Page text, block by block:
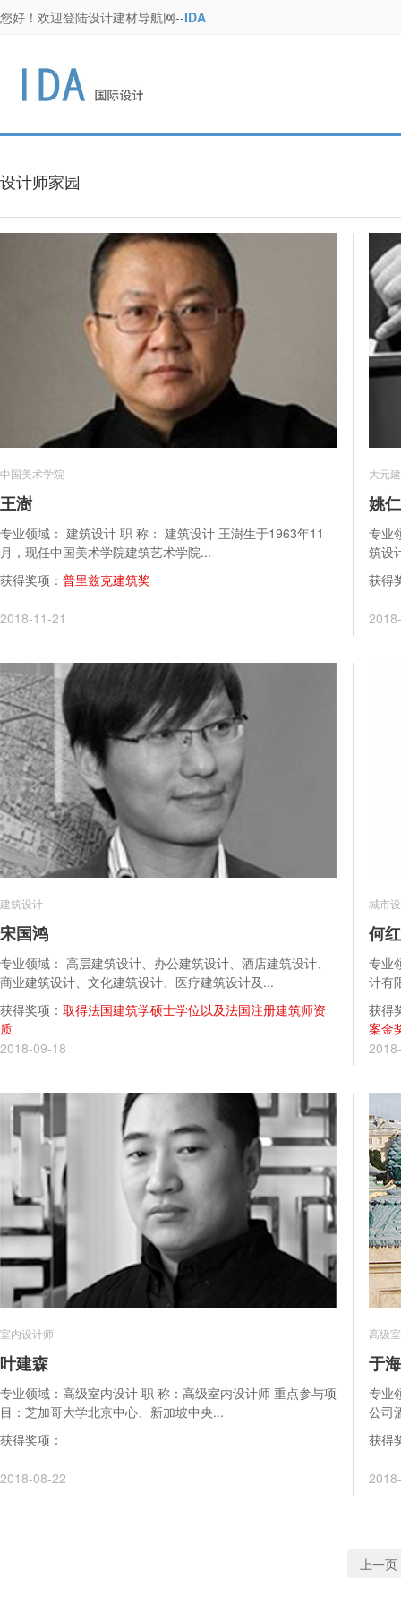
您好！欢迎登陆设计建材导航网--IDA
设计师家园
中国美术学院
王澍
专业领域： 建筑设计 职 称： 建筑设计 王澍生于1963年11
月，现任中国美术学院建筑艺术学院...
获得奖项： 普里兹克建筑奖
2018-11-21
大元
姚
专业
筑设
获得
建筑设计
宋国鸿
专业领域： 高层建筑设计、办公建筑设计、酒店建筑设计、
商业建筑设计、文化建筑设计、医疗建筑设计及...
获得奖项： 取得法国建筑学硕士学位以及法国注册建筑师资
质
2018-09-18
城市
何
专业
计有
获得
案金
室内设计师
叶建森
专业领域：高级室内设计 职 称：高级室内设计师 重点参与项
目：芝加哥大学北京中心、新加坡中央...
获得奖项：
2018-08-22
高级
于
专业
公司
获得
上一页